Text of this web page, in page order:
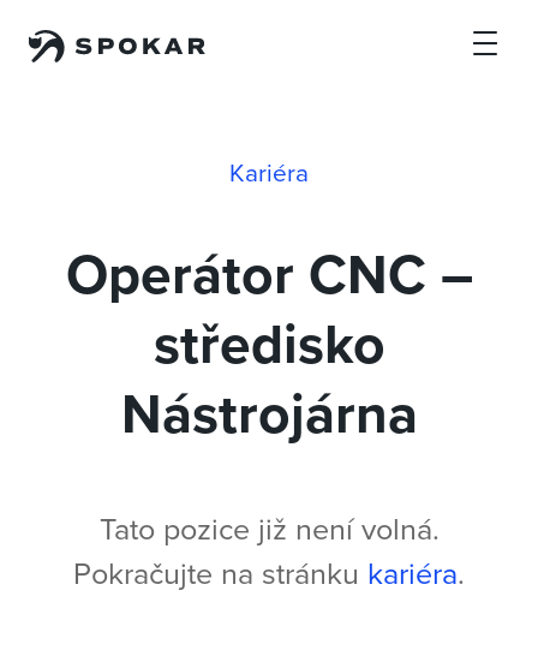
Kariéra
Operátor CNC –
středisko
Nástrojárna
Tato pozice již není volná.
Pokračujte na stránku kariéra.